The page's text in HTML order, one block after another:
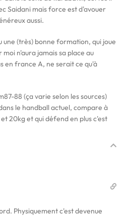
Saidani mais force est d'avouer
aussi.
une (très) bonne formation, qui joue
moi n'aura jamais sa place au
en france A, ne serait ce qu'à
88 (ça varie selon les sources)
le handball actuel, compare à
20kg et qui défend en plus c'est
Physiquement c'est devenue